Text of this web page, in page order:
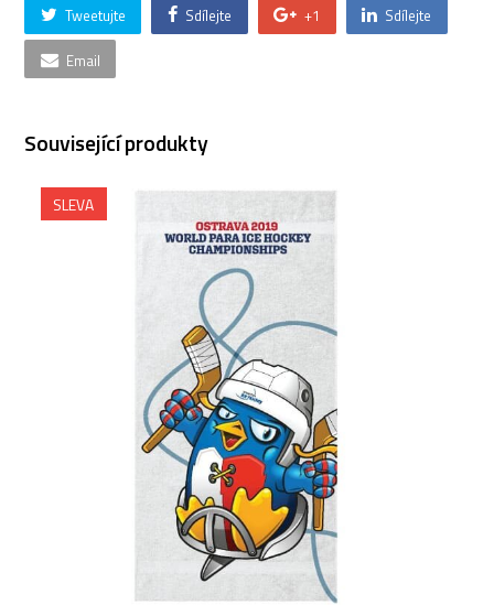
Tweetujte Sdílejte +1 Sdílejte
Email
Související produkty
SLEVA